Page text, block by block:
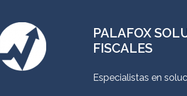
PALAFOX
FISCALES
Especialistas en